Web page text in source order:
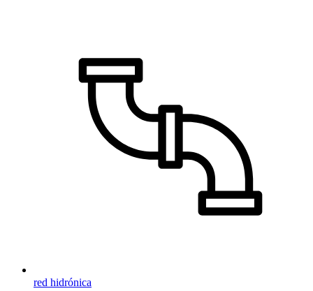
red hidrónica